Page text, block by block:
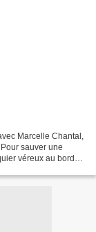
Marcelle Chantal,
sauver une
véreux au bord